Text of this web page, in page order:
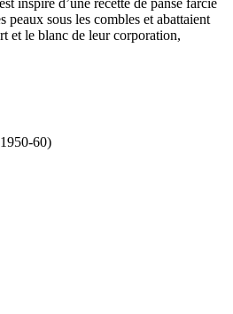
peaux sous les combles et abattaient
et le blanc de leur corporation,
60)